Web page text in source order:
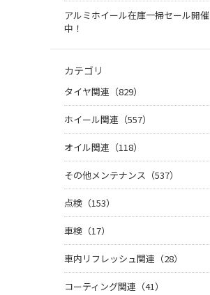
アルミホイール在庫一掃セール開催
中！
カテゴリ
タイヤ関連（829）
ホイール関連（557）
オイル関連（118）
その他メンテナンス（537）
点検（153）
車検（17）
車内リフレッシュ関連（28）
コーティング関連（41）